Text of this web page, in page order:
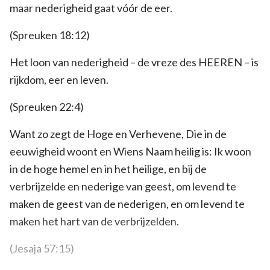
maar nederigheid gaat vóór de eer.
(Spreuken 18:12)
Het loon van nederigheid – de vreze des HEEREN – is
rijkdom, eer en leven.
(Spreuken 22:4)
Want zo zegt de Hoge en Verhevene, Die in de
eeuwigheid woont en Wiens Naam heilig is: Ik woon
in de hoge hemel en in het heilige, en bij de
verbrijzelde en nederige van geest, om levend te
maken de geest van de nederigen, en om levend te
maken het hart van de verbrijzelden.
(Jesaja 57:15)